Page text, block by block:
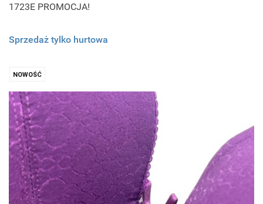
1723E PROMOCJA!
Sprzedaż tylko hurtowa
NOWOŚĆ